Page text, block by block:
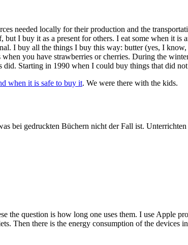
needed locally for their production and the
I buy it as a present for others. I eat some when it is
I buy all the things I buy this way: butter (yes, I know,
you have strawberries or cherries. During the
Starting in 1990 when I could buy things that did
when it is safe to buy it. We were there with the kids.
bei gedruckten Büchern nicht der Fall ist. Unterrichten
the question is how long one uses them. I use Apple
Then there is the energy consumption of the devices